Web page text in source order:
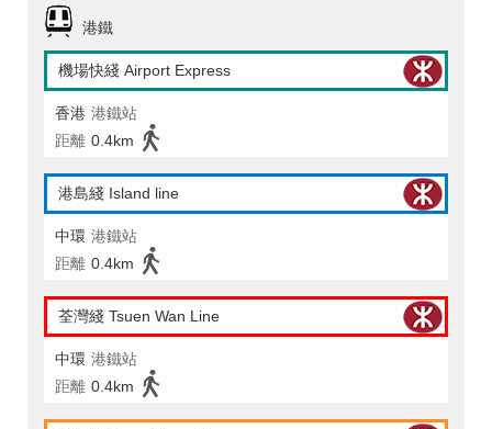
港鐵
機場快綫 Airport Express
香港 港鐵站
距離 0.4km
港島綫 Island line
中環 港鐵站
距離 0.4km
荃灣綫 Tsuen Wan Line
中環 港鐵站
距離 0.4km